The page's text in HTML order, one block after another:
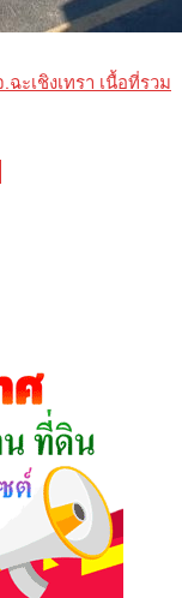
ะเชิงเทรา เนื้อที่รวม